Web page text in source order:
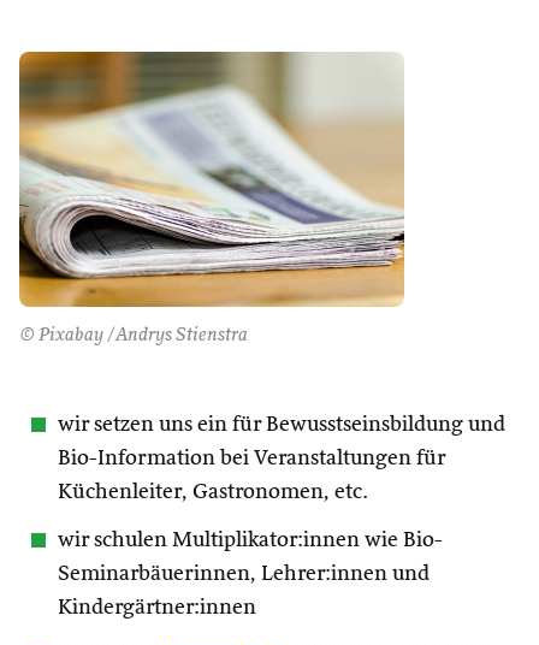
© Pixabay /Andrys Stienstra
wir setzen uns ein für Bewusstseinsbildung und
Bio-Information bei Veranstaltungen für
Küchenleiter, Gastronomen, etc.
wir schulen Multiplikator:innen wie Bio-
Seminarbäuerinnen, Lehrer:innen und
Kindergärtner:innen